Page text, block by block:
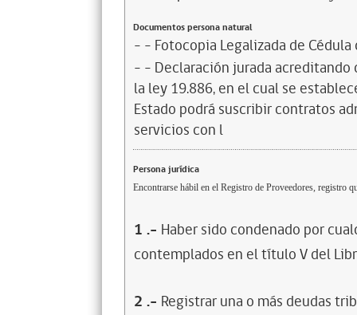
Documentos persona natural
- - Fotocopia Legalizada de
- - Declaración jurada acreditando
la ley 19.886, en el cual se
Estado podrá suscribir contratos
servicios con l
Persona jurídica
Encontrarse hábil en el Registro de Proveedores, registro
1 .- Haber sido condenado por
contemplados en el título V del
2 .- Registrar una o más deudas